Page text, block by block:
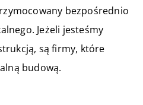
bezpośrednio
Jeżeli jesteśmy
są firmy, które
budową.